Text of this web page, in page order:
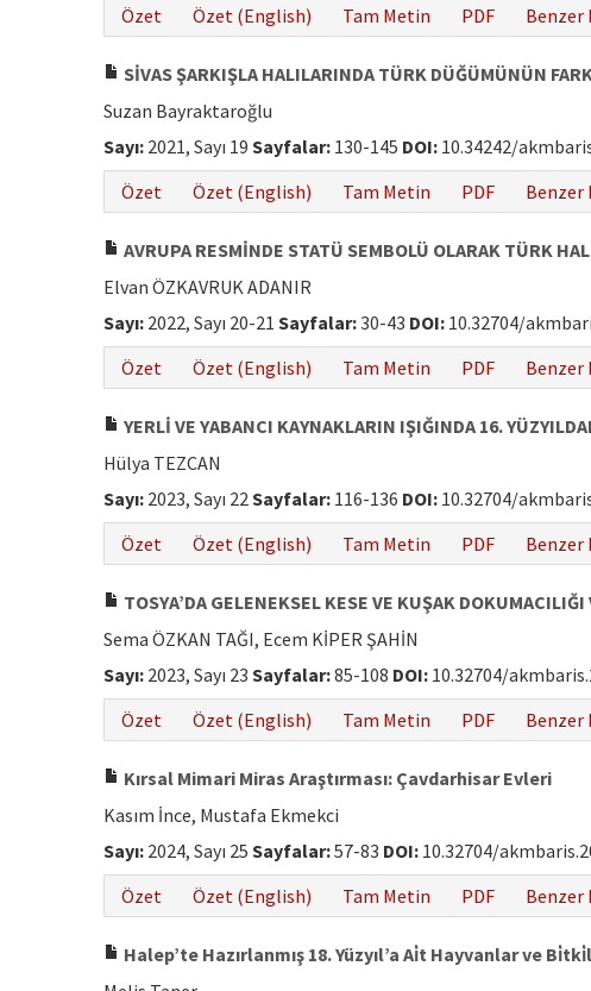
Özet
Özet (English) Tam Metin PDF Benzer
SİVAS ŞARKIŞLA HALILARINDA TÜRK DÜĞÜMÜNÜN
Suzan Bayraktaroğlu
Sayı: 2021, Sayı 19 Sayfalar: 130-145 DOI: 10.34242/
Özet
Özet (English) Tam Metin PDF Benzer
AVRUPA RESMİNDE STATÜ SEMBOLÜ OLARAK TÜRK
Elvan ÖZKAVRUK ADANIR
Sayı: 2022, Sayı 20-21 Sayfalar:30-43 DOI: 10.32704/
Özet
Özet (English) Tam Metin PDF Benzer
YERLİ VE YABANCI KAYNAKLARIN IŞIĞINDA 16.
Hülya TEZCAN
Sayı: 2023, Sayı 22Sayfalar: 116-136 DOI: 10.32704/
Özet
Özet (English) Tam Metin PDF Benzer
TOSYA’DA GELENEKSEL KESE VE KUŞAK
Sema ÖZKAN TAĞI, Ecem KİPER ŞAHİN
Sayı: 2023, Sayı 23 Sayfalar:85-108 DOI: 10.32704/
Özet
Özet (English) Tam Metin PDF Benzer
Kırsal Mimari Miras Araştırması: Çavdarhisar Evleri
Kasım İnce, Mustafa Ekmekci
Sayı: 2024, Sayı 25 Sayfalar:57-83 DOI: 10.32704/
Özet
Özet (English) Tam Metin PDF Benzer
Halep’te Hazırlanmış 18. Yüzyıl’a Ai̇t Hayvanlar ve